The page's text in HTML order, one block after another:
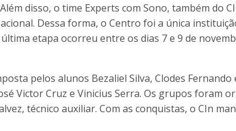
disso, o time Experts com Sono, também do
Dessa forma, o Centro foi a única
etapa ocorreu entre os dias 7 e 9 de
pelos alunos Bezaliel Silva, Clodes Fernando
Victor Cruz e Vinicius Serra. Os grupos foram
técnico auxiliar. Com as conquistas, o CIn